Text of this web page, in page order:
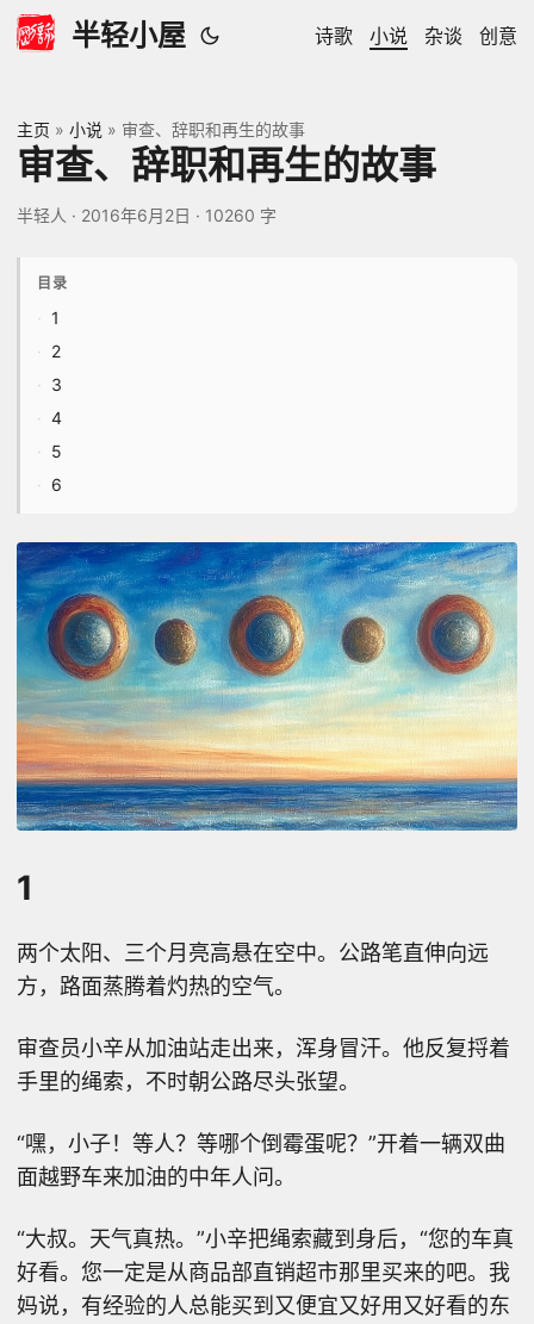
半轻小屋 诗歌 小说 杂谈 创意
主页 » 小说 » 审查、辞职和再生的故事
审查、辞职和再生的故事
半轻人 · 2016年6月2日 · 10260 字
目录
1
2
3
4
5
6
1
两个太阳、三个月亮高悬在空中。公路笔直伸向远
方，路面蒸腾着灼热的空气。
审查员小辛从加油站走出来，浑身冒汗。他反复捋着
手里的绳索，不时朝公路尽头张望。
“嘿，小子！等人？等哪个倒霉蛋呢？”开着一辆双曲
面越野车来加油的中年人问。
“大叔。天气真热。”小辛把绳索藏到身后，“您的车真
好看。您一定是从商品部直销超市那里买来的吧。我
妈说，有经验的人总能买到又便宜又好用又好看的东